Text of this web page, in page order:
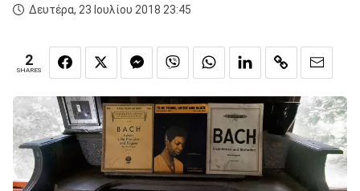
Δευτέρα, 23 Ιουλίου 2018 23:45
2
SHARES